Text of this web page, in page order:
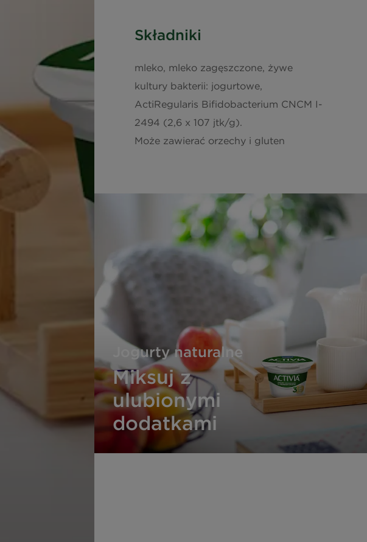
Składniki
mleko, mleko zagęszczone, żywe
kultury bakterii: jogurtowe,
ActiRegularis Bifidobacterium CNCM I-
2494 (2,6 x 107 jtk/g).
Może zawierać orzechy i gluten
Jogurty naturalne
Miksuj z
ulubionymi
dodatkami